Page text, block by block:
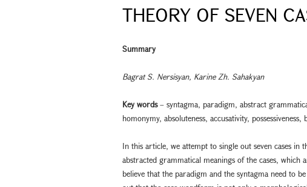
THEORY OF SEVEN
Summary
Bagrat S. Nersisyan, Karine Zh. Sahakyan
Key words– syntagma, paradigm, abstract
homonymy, absoluteness, accusativity,
In this article, we attempt to single out seven cases in
abstracted grammatical meanings of the cases,
believe that the paradigm and the syntagma need to